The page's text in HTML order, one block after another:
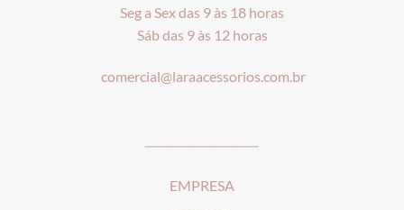
Seg a Sex das 9 às 18 horas
Sáb das 9 às 12 horas
comercial@laraacessorios.com.br
EMPRESA